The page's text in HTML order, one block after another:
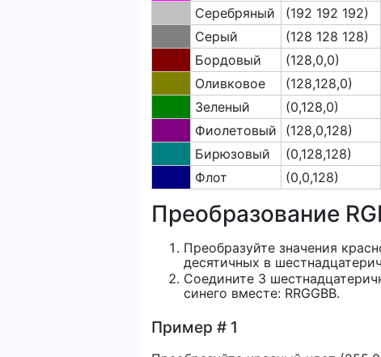
Серебряный
(192 192 192)
Серый
(128 128 128)
Бордовый
(128,0,0)
Оливковое
(128,128,0)
Зеленый
(0,128,0)
Фиолетовый
(128,0,128)
Бирюзовый
(0,128,128)
Флот
(0,0,128)
Преобразование
Преобразуйте значения
десятичных в
Соедините 3
синего вместе: RRGGBB.
Пример # 1